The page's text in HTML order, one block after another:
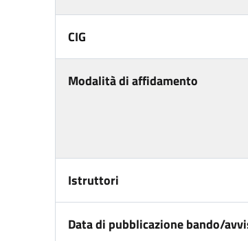
CIG
Modalità di affidamento
Istruttori
Data di pubblicazione bando/